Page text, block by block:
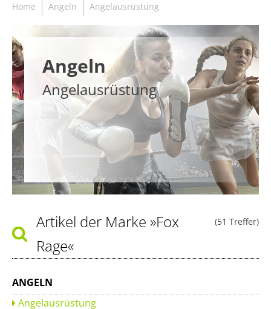
Home Angeln Angelausrüstung
Angeln
Angelausrüstung
(51 Treffer)
Artikel der Marke »Fox
Rage«
ANGELN
Angelausrüstung